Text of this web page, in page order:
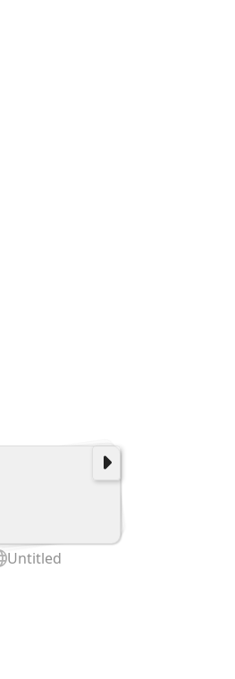
Untitled